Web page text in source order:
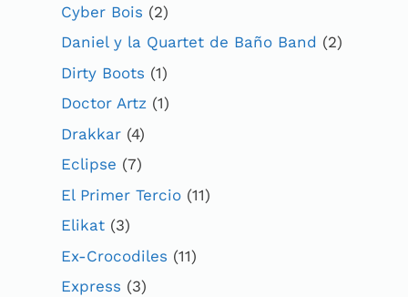
Cyber Bois (2)
Daniel y la Quartet de Baño Band (2)
Dirty Boots (1)
Doctor Artz (1)
Drakkar (4)
Eclipse (7)
El Primer Tercio (11)
Elikat (3)
Ex-Crocodiles (11)
Express (3)